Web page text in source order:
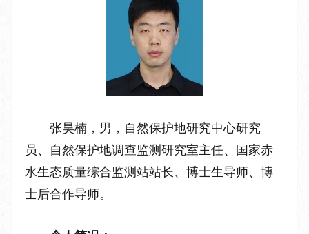
张昊楠，男，自然保护地研究中心研究
员、自然保护地调查监测研究室主任、
国家赤
水生态质量综合监测站站长、 博士生导师、博
士后合作导师。